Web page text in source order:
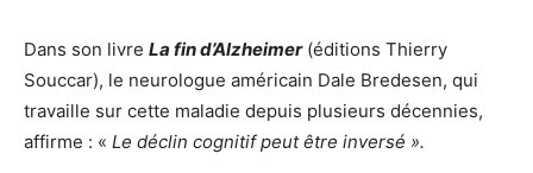
Dans son livre La fin d’Alzheimer (éditions Thierry
Souccar), le neurologue américain Dale Bredesen, qui
travaille sur cette maladie depuis plusieurs décennies,
affirme : « Le déclin cognitif peut être inversé ».